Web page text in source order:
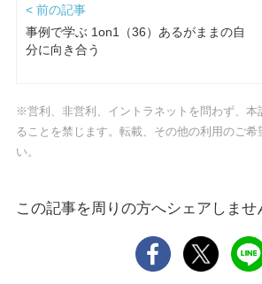
< 前の記事
事例で学ぶ 1on1（36）あるがままの自
分に向き合う
※営利、非営利、イントラネットを問わず、
ることを禁じます。転載、その他の利用のご
い。
この記事を周りの方へシェアしませ